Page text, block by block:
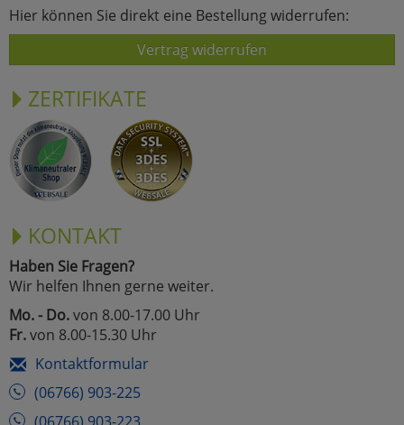
Hier können Sie direkt eine Bestellung widerrufen:
Vertrag widerrufen
ZERTIFIKATE
KONTAKT
Haben Sie Fragen?
Wir helfen Ihnen gerne weiter.
Mo. - Do.von 8.00-17.00 Uhr
Fr.von 8.00-15.30 Uhr
Kontaktformular
(06766) 903-225